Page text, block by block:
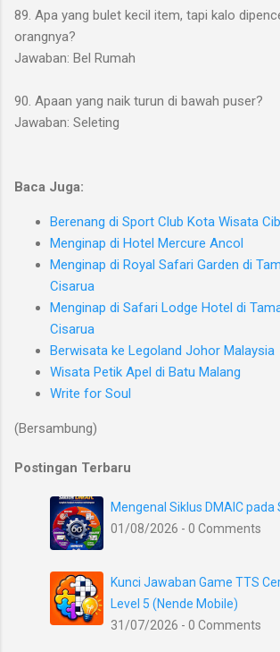
89. Apa yang bulet kecil item, tapi kalo
orangnya?
Jawaban: Bel Rumah
90. Apaan yang naik turun di bawah puser?
Jawaban: Seleting
Baca Juga:
Berenang di Sport Club Kota Wisata
Menginap di Hotel Mercure Ancol
Menginap di Royal Safari Garden di
Cisarua
Menginap di Safari Lodge Hotel di
Cisarua
Berwisata ke Legoland Johor Malaysia
Wisata Petik Apel di Batu Malang
Write for Soul
(Bersambung)
Postingan Terbaru
Mengenal Siklus DMAIC pada
01/08/2026 - 0 Comments
Kunci Jawaban Game TTS
Level 5 (Nende Mobile)
31/07/2026 - 0 Comments